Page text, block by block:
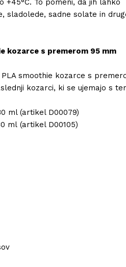
+45°C. To pomeni, da jih lahko
sladolede, sadne solate in
kozarce s premerom 95 mm
smoothie kozarce s
kozarci, ki se ujemajo s
ml (artikel D00079)
ml (artikel D00105)